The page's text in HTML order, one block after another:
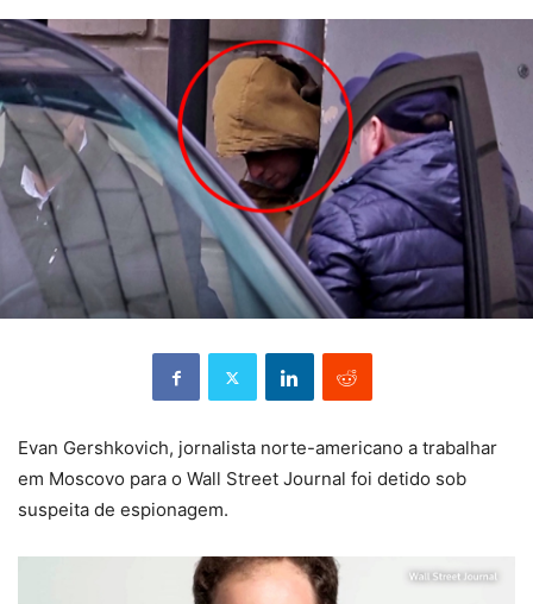
Evan Gershkovich, jornalista norte-americano a trabalhar
em Moscovo para o Wall Street Journal foi detido sob
suspeita de espionagem.